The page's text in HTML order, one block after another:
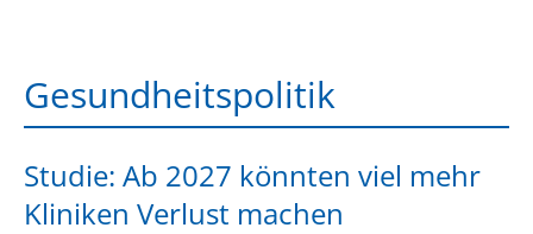
Gesundheitspolitik
Studie: Ab 2027 könnten viel mehr
Kliniken Verlust machen